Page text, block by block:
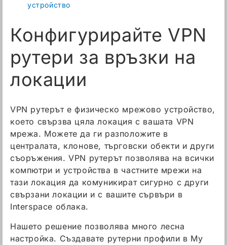
устройство
Конфигурирайте VPN
рутери за връзки на
локации
VPN рутерът е физическо мрежово устройство,
което свързва цяла локация с вашата VPN
мрежа. Можете да ги разположите в
централата, клонове, търговски обекти и други
съоръжения. VPN рутерът позволява на всички
компютри и устройства в частните мрежи на
тази локация да комуникират сигурно с други
свързани локации и с вашите сървъри в
Interspace облака.
Нашето решение позволява много лесна
настройка. Създавате рутерни профили в My